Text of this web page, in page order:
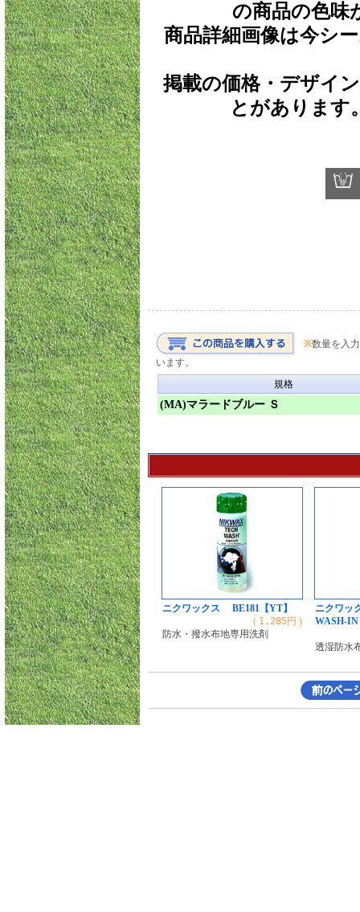
の商品の色味
商品詳細画像は今シ
掲載の価格・デザイ
とがあります
※数量を入
います。
規格
(MA)マラードブルー Ｓ
ニクワックス BE181【YT】
( 1,285円 )
防水・撥水布地専用洗剤
ニクワッ
WASH-IN
透湿防水